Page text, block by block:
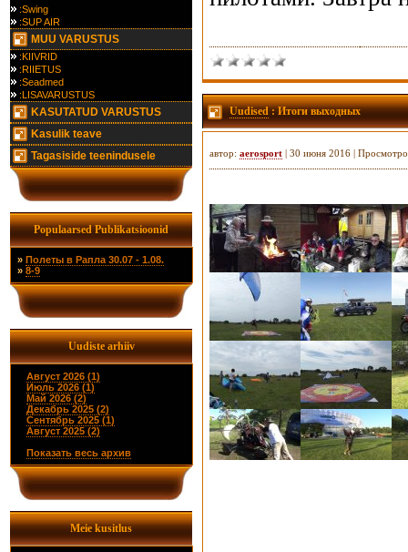
:Swing
:SUP AIR
MUU VARUSTUS
:KIIVRID
:RIIETUS
:Seadmed
:LISAVARUSTUS
KASUTATUD VARUSTUS
Kasulik teave
Tagasiside teenindusele
Populaarsed Publikatsioonid
» Полеты в Рапла 30.07 - 1.08.
» 8-9
Uudiste arhiiv
Август 2026 (1)
Июль 2026 (1)
Май 2026 (2)
Декабрь 2025 (2)
Сентябрь 2025 (1)
Август 2025 (2)
Показать весь архив
Meie kusitlus
Uudised: Итоги выходных
автор: aerosport | 30 июня 2016 |